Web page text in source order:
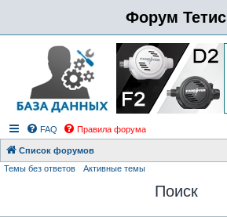
Форум Тетис
FAQ Правила форума
Список форумов
Темы без ответов
Активные темы
Поиск